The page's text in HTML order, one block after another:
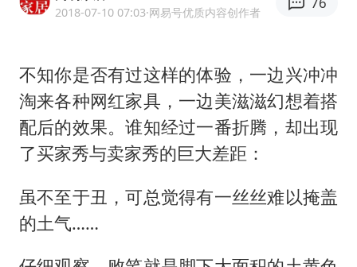
名创优品回应女子吐槽内裤质量差
出口禁令驱动有色板块大涨
秋天的第一杯奶茶到底有多火
国防部：中国军队坚决反制任何闹海挑衅图谋
“今天得有40℃了吧 为啥还不预警”
胡彦斌获《歌手2026》歌王
2018-07-10 07:03·网易号优质内容创作者
不知你是否有过这样的体验，一边兴冲冲
淘来各种网红家具，一边美滋滋幻想着搭
配后的效果。谁知经过一番折腾，却出现
了买家秀与卖家秀的巨大差距：
虽不至于丑，可总觉得有一丝丝难以掩盖
的土气……